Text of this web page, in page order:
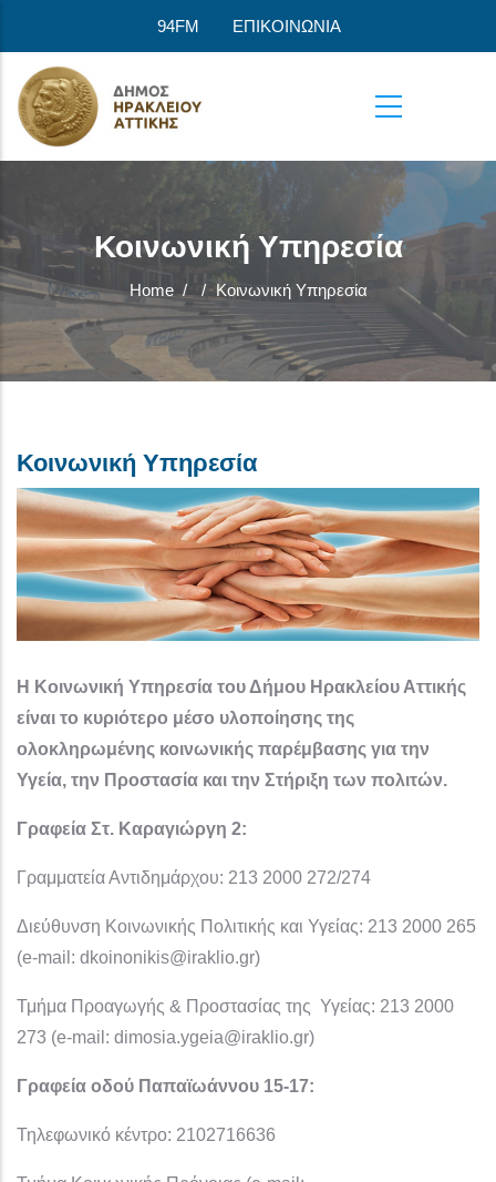
94FM ΕΠΙΚΟΙΝΩΝΙΑ
Κοινωνική Υπηρεσία
Home / / Κοινωνική Υπηρεσία
Κοινωνική Υπηρεσία
Η Κοινωνική Υπηρεσία του Δήμου Ηρακλείου Αττικής
είναι το κυριότερο μέσο υλοποίησης της
ολοκληρωμένης κοινωνικής παρέμβασης για την
Υγεία, την Προστασία και την Στήριξη των πολιτών.
Γραφεία Στ. Καραγιώργη 2:
Γραμματεία Αντιδημάρχου: 213 2000 272/274
Διεύθυνση Κοινωνικής Πολιτικής και Υγείας: 213 2000 265
(e-mail: dkoinonikis@iraklio.gr)
Τμήμα Προαγωγής & Προστασίας της Υγείας: 213 2000
273 (e-mail: dimosia.ygeia@iraklio.gr)
Γραφεία οδού Παπαϊωάννου 15-17:
Τηλεφωνικό κέντρο: 2102716636